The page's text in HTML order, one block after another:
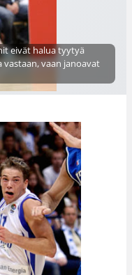
eivät halua tyytyä
vaan janoavat